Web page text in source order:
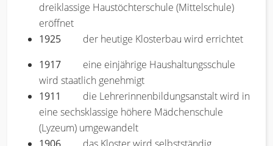
dreiklassige Haustöchterschule (Mittelschule)
eröffnet
1925 der heutige Klosterbau wird errichtet
1917 eine einjährige Haushaltungsschule
wird staatlich genehmigt
1911 die Lehrerinnenbildungsanstalt wird in
eine sechsklassige höhere Mädchenschule
(Lyzeum) umgewandelt